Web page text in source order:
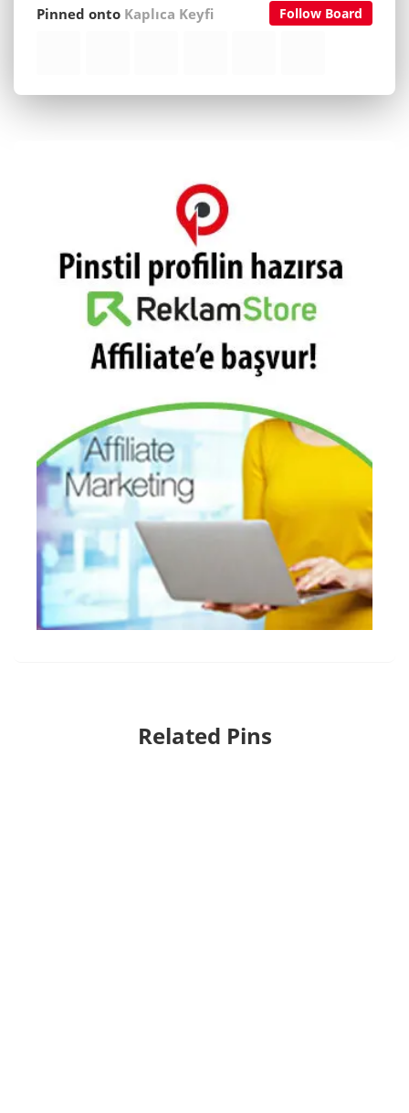
Follow Board
Pinned onto Kaplıca Keyfi
Related Pins